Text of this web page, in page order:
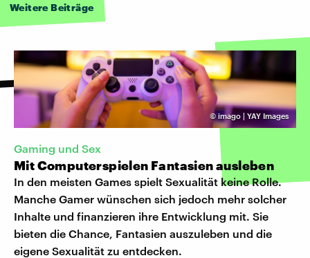
Weitere Beiträge
© imago | YAY Images
Gaming und Sex
Mit Computerspielen Fantasien ausleben
In den meisten Games spielt Sexualität keine Rolle.
Manche Gamer wünschen sich jedoch mehr solcher
Inhalte und finanzieren ihre Entwicklung mit. Sie
bieten die Chance, Fantasien auszuleben und die
eigene Sexualität zu entdecken.